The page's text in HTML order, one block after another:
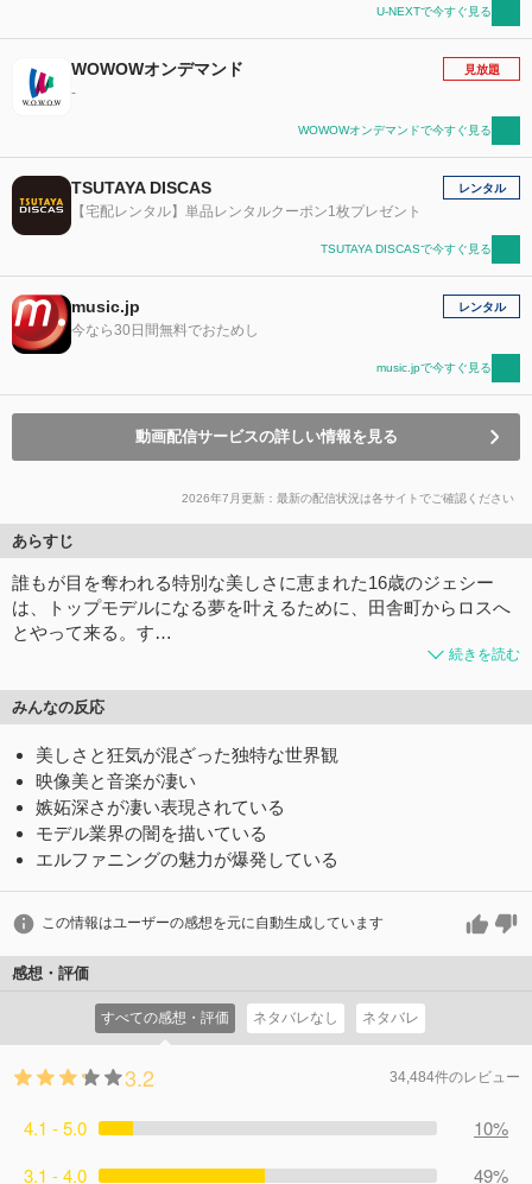
U-NEXTで今すぐ見る
WOWOWオンデマンド
-
見放題
WOWOWオンデマンドで今すぐ見る
TSUTAYA DISCAS
【宅配レンタル】単品レンタルクーポン1枚プレゼント
レンタル
TSUTAYA DISCASで今すぐ見る
music.jp
今なら30日間無料でおためし
レンタル
music.jpで今すぐ見る
動画配信サービスの詳しい情報を見る
2026年7月更新：最新の配信状況は各サイトでご確認ください
あらすじ
誰もが目を奪われる特別な美しさに恵まれた16歳のジェシー
は、トップモデルになる夢を叶えるために、田舎町からロスへ
とやって来る。す…
続きを読む
みんなの反応
美しさと狂気が混ざった独特な世界観
映像美と音楽が凄い
嫉妬深さが凄い表現されている
モデル業界の闇を描いている
エルファニングの魅力が爆発している
この情報はユーザーの感想を元に自動生成しています
感想・評価
すべての感想・評価 ネタバレなし ネタバレ
3.2 34,484件のレビュー
4.1 - 5.0
10%
3.1 - 4.0
49%